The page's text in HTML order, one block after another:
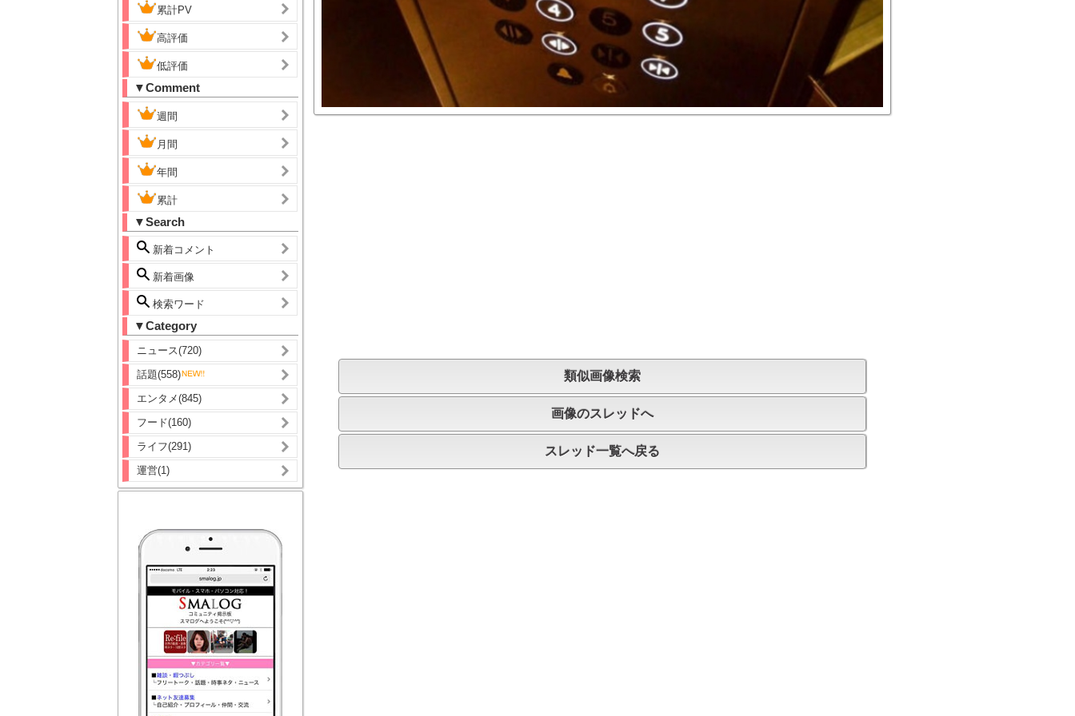
累計PV
高評価
低評価
▼Comment
週間
月間
年間
累計
▼Search
新着コメント
新着画像
検索ワード
▼Category
ニュース(720)
話題(558)
エンタメ(845)
フード(160)
ライフ(291)
運営(1)
類似画像検索
画像のスレッドへ
スレッド一覧へ戻る